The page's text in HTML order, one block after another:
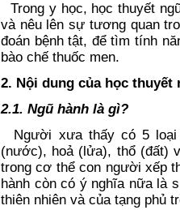
Trong y học, học thuyết
và nêu lên sự tương quan
đoán bệnh tật, để tìm tính
bào chế thuốc men.
2. Nội dung của học thuyết
2.1. Ngũ hành là gì?
Người xưa thấy có 5 loại
(nước), hoả (lửa), thổ (đất)
trong cơ thể con người xếp
hành còn có ý nghĩa nữa là
thiên nhiên và của tạng phủ